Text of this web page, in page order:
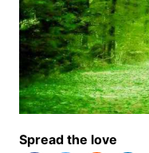
Spread the love